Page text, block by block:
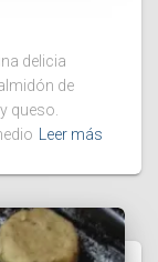
delicia
de
queso.
Leer más